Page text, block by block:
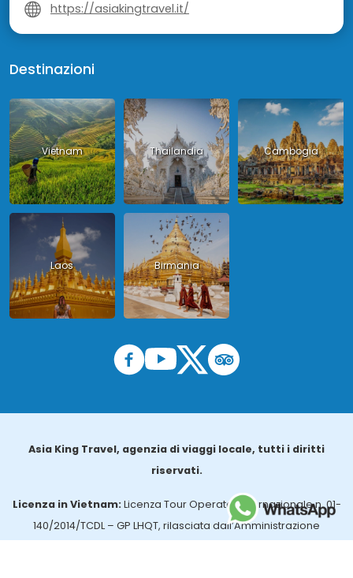
https://asiakingtravel.it/
Destinazioni
Vietnam Thailandia Cambogia
Laos Birmania
Asia King Travel, agenzia di viaggi locale, tutti i diritti
riservati.
Licenza in Vietnam: Licenza Tour Operator Internazionale n. 01-
140/2014/TCDL – GP LHQT, rilasciata dall’Amministrazione